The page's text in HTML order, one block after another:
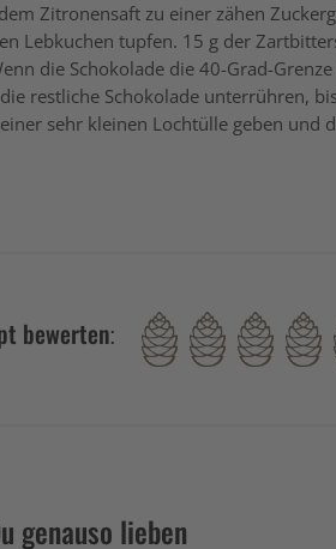
Zitronensaft zu einer zähen
Lebkuchen tupfen. 15 g der
die Schokolade die 40-Grad-
restliche Schokolade unterrühren,
sehr kleinen Lochtülle geben und
bewerten:
genauso lieben